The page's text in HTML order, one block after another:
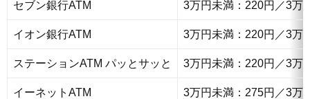
セブン銀行ATM 3万円未満：220円／3万
イオン銀行ATM 3万円未満：220円／3万
ステーションATM パッとサッと 3万円未満：220円／3万
イーネットATM 3万円未満：275円／3万